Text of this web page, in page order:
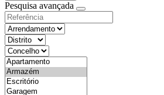
Pesquisa avançada